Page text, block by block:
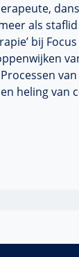
als
bij
heling van